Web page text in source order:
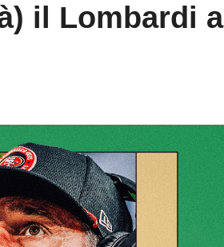
il Lombardi a